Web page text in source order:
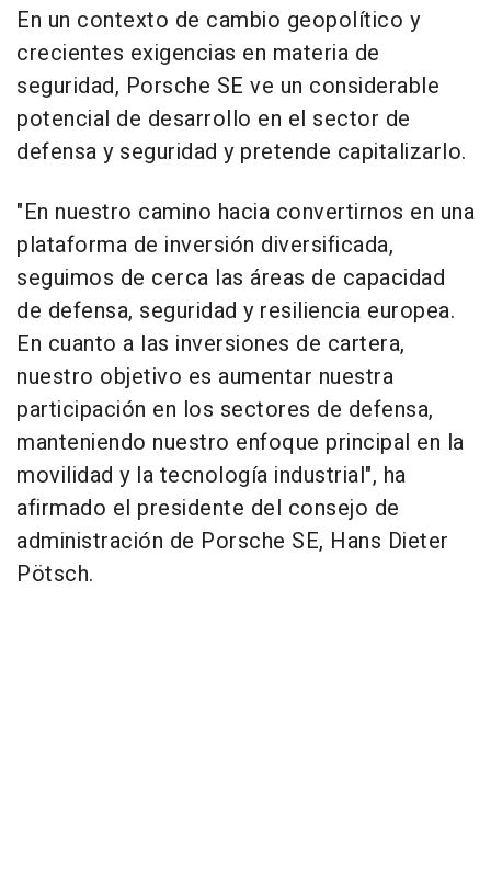
En un contexto de cambio geopolítico y
crecientes exigencias en materia de
seguridad, Porsche SE ve un considerable
potencial de desarrollo en el sector de
defensa y seguridad y pretende capitalizarlo.
"En nuestro camino hacia convertirnos en una
plataforma de inversión diversificada,
seguimos de cerca las áreas de capacidad
de defensa, seguridad y resiliencia europea.
En cuanto a las inversiones de cartera,
nuestro objetivo es aumentar nuestra
participación en los sectores de defensa,
manteniendo nuestro enfoque principal en la
movilidad y la tecnología industrial", ha
afirmado el presidente del consejo de
administración de Porsche SE, Hans Dieter
Pötsch.